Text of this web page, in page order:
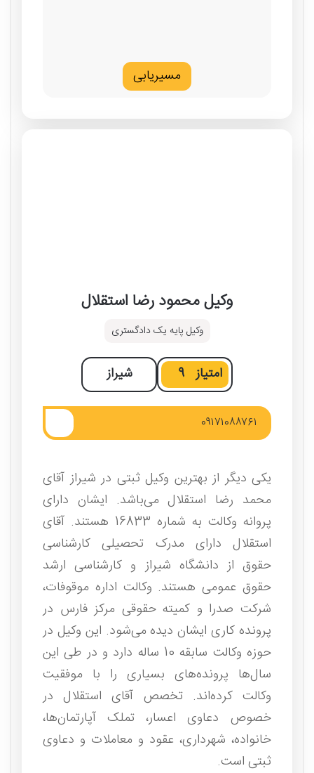
مسیریابی
وکیل محمود رضا استقلال
وکیل پایه یک دادگستری
امتیاز 9 شیراز
۰۹۱۷۱۰۸۸۷۶۱
یکی دیگر از بهترین وکیل ثبتی در شیراز آقای
محمد رضا استقلال می‌باشد. ایشان دارای
پروانه وکالت به شماره 16833 هستند. آقای
استقلال دارای مدرک تحصیلی کارشناسی
حقوق از دانشگاه شیراز و کارشناسی ارشد
حقوق عمومی هستند. وکالت اداره موقوفات،
شرکت صدرا و کمیته حقوقی مرکز فارس در
پرونده کاری ایشان دیده می‌شود. این وکیل در
حوزه وکالت سابقه 10 ساله دارد و در طی این
سال‌ها پرونده‌های بسیاری را با موفقیت
وکالت کرده‌اند. تخصص آقای استقلال در
خصوص دعاوی اعسار، تملک آپارتمان‌ها،
خانواده، شهرداری، عقود و معاملات و دعاوی
ثبتی است.